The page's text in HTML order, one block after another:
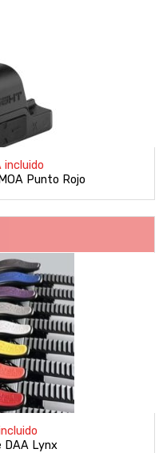
incluido
Punto Rojo
DAA Lynx